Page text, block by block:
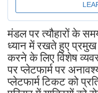
मंडल पर त्यौहारों के
ध्यान में रखते हुए प्रमुख
करने के लिए विशेष
पर प्लेटफार्म पर
प्लेटफार्म टिकट को